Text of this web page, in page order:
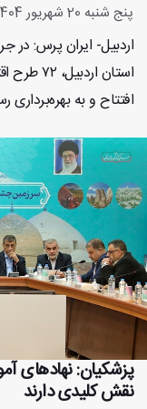
پنج شنبه 20 شهریور 1404 - 13:15:23
اردبیل- ایران پرس: در
استان
افتتاح و به بهره‌برداری
پزشکیان: نهادهای
نقش کلیدی دارند